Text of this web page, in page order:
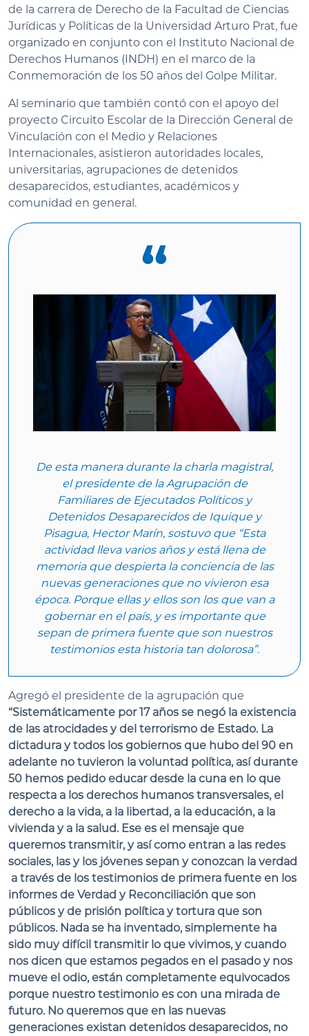
de la carrera de Derecho de la Facultad de Ciencias
Jurídicas y Políticas de la Universidad Arturo Prat, fue
organizado en conjunto con el Instituto Nacional de
Derechos Humanos (INDH) en el marco de la
Conmemoración de los 50 años del Golpe Militar.
Al seminario que también contó con el apoyo del
proyecto Circuito Escolar de la Dirección General de
Vinculación con el Medio y Relaciones
Internacionales, asistieron autoridades locales,
universitarias, agrupaciones de detenidos
desaparecidos, estudiantes, académicos y
comunidad en general.
De esta manera durante la charla magistral,
el presidente de la Agrupación de
Familiares de Ejecutados Políticos y
Detenidos Desaparecidos de Iquique y
Pisagua, Hector Marín, sostuvo que “Esta
actividad lleva varios años y está llena de
memoria que despierta la conciencia de las
nuevas generaciones que no vivieron esa
época. Porque ellas y ellos son los que van a
gobernar en el país, y es importante que
sepan de primera fuente que son nuestros
testimonios esta historia tan dolorosa”.
Agregó el presidente de la agrupación que
“Sistemáticamente por 17 años se negó la existencia
de las atrocidades y del terrorismo de Estado. La
dictadura y todos los gobiernos que hubo del 90 en
adelante no tuvieron la voluntad política, así durante
50 hemos pedido educar desde la cuna en lo que
respecta a los derechos humanos transversales, el
derecho a la vida, a la libertad, a la educación, a la
vivienda y a la salud. Ese es el mensaje que
queremos transmitir, y así como entran a las redes
sociales, las y los jóvenes sepan y conozcan la verdad
a través de los testimonios de primera fuente en los
informes de Verdad y Reconciliación que son
públicos y de prisión política y tortura que son
públicos. Nada se ha inventado, simplemente ha
sido muy difícil transmitir lo que vivimos, y cuando
nos dicen que estamos pegados en el pasado y nos
mueve el odio, están completamente equivocados
porque nuestro testimonio es con una mirada de
futuro. No queremos que en las nuevas
generaciones existan detenidos desaparecidos, no